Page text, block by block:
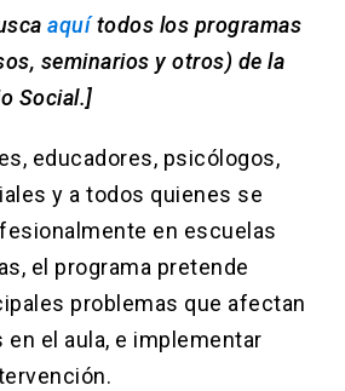
nueva
enlace
abre
en
una
nueva
pestaña)
aquítodos los programas
seminarios y otros) de la
Social.]
educadores, psicólogos,
y a todos quienes se
en escuelas
el programa pretende
problemas que afectan
en el aula, e implementar